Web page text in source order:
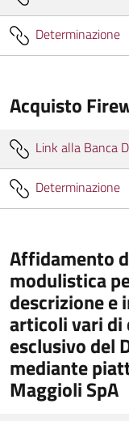
Determinazione
Acquisto
Link alla Banca
Determinazione
Affidamento
modulistica
descrizione e
articoli vari di
esclusivo del
mediante
Maggioli SpA